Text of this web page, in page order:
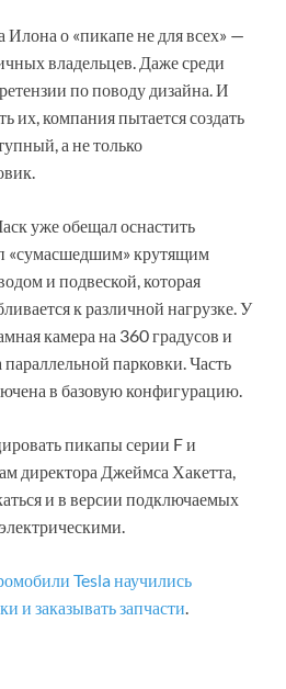
Илона о «пикапе не для всех» —
владельцев. Даже среди
по поводу дизайна. И
их, компания пытается создать
а не только
уже обещал оснастить
«сумасшедшим» крутящим
и подвеской, которая
к различной нагрузке. У
камера на 360 градусов и
параллельной парковки. Часть
в базовую конфигурацию.
пикапы серии F и
директора Джеймса Хакетта,
и в версии подключаемых
Tesla научились
и заказывать запчасти.